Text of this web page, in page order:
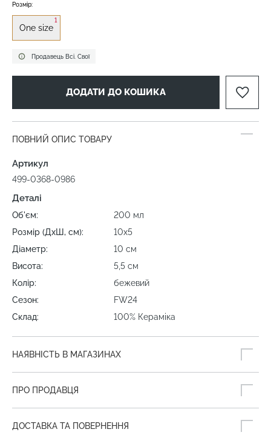
Продавець Всі. Свої
Розмір:
One size
1
ДОДАТИ ДО КОШИКА
ПОВНИЙ ОПИС ТОВАРУ
Артикул
499-0368-0986
Деталі
Об'єм:
200 мл
Розмір (ДхШ, см):
10х5
Діаметр:
10 см
Висота:
5,5 см
Колір:
бежевий
Сезон:
FW24
Склад:
100% Кераміка
НАЯВНІСТЬ В МАГАЗИНАХ
ПРО ПРОДАВЦЯ
ДОСТАВКА ТА ПОВЕРНЕННЯ